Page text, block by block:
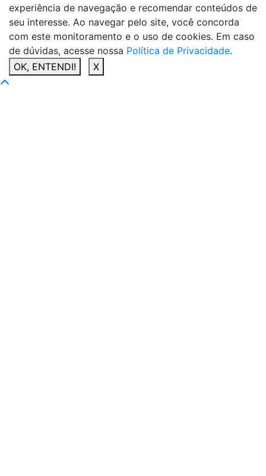
experiência de navegação e recomendar conteúdos de
seu interesse. Ao navegar pelo site, você concorda
com este monitoramento e o uso de cookies. Em caso
de dúvidas, acesse nossa Política de Privacidade.
OK, ENTENDI!
X